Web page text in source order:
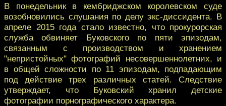
В понедельник в кембриджском королевском суде
возобновились слушания по делу экс-диссидента. В
апреле 2015 года стало известно, что прокурорская
служба обвиняет Буковского по пяти эпизодам,
связанным с производством и хранением
"непристойных" фотографий несовершеннолетних, и
в общей сложности по 11 эпизодам, подпадающим
под действие трех различных статей. Следствие
утверждает, что Буковский хранил детские
фотографии порнографического характера.